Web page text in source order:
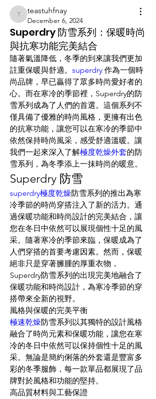
teastuhfnay
teastuhfnay
December 6, 2024
Superdry 防雪系列：保暖時尚
與抗寒功能完美結合
隨著氣溫降低，冬季的到來讓我們更加
註重保暖與舒適。 superdry 作為一個時
尚品牌，早已贏得了眾多時尚愛好者的
心。而在寒冷的季節裡，Superdry的防
雪系列成為了人們的首選。這個系列不
僅具備了優雅的時尚風格，更擁有出色
的抗寒功能，讓您可以在寒冷的季節中
依然保持時尚風采，感受舒適溫暖。讓
我們一起來深入了解極度乾燥外套的防
雪系列，為冬季添上一抹時尚的暖意。
Superdry 防雪
superdry極度乾燥防雪系列的推出為寒
冷季節的時尚穿搭注入了新的活力。通
過保暖功能和時尚設計的完美結合，讓
您在冬日中依然可以展現個性十足的風
采。隨著寒冷的季節來臨，保暖成為了
人們穿搭的首要考慮因素。然而，保暖
絕非只是穿著臃腫的厚重衣物，
Superdry防雪系列的出現完美地融合了
保暖功能和時尚設計，為寒冷季節的穿
搭帶來全新的視野。
風格與保暖的完美平衡
極速乾燥防雪系列以其獨特的設計風格
融合了時尚元素和保暖功能，讓您在寒
冷的冬日中依然可以保持個性十足的風
采。無論是簡約俐落的外套還是豐富多
彩的冬季服飾，每一款單品都展現了品
牌對於風格和功能的堅持。
高品質材料與工藝保證